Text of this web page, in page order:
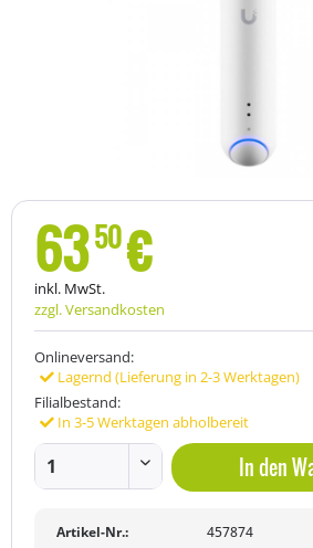
6350€
inkl. MwSt.
zzgl. Versandkosten
Onlineversand:
Lagernd (Lieferung in 2-3 Werktagen)
Filialbestand:
In 3-5 Werktagen abholbereit
In den
Artikel-Nr.:
457874